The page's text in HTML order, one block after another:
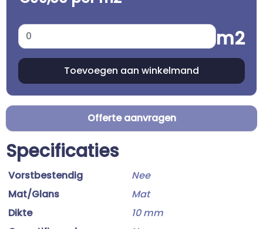
m2
Offerte aanvragen
Specificaties
Vorstbestendig
Nee
Mat/Glans
Mat
Dikte
10 mm